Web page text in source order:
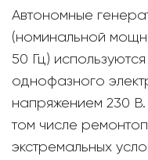
Автономные
(номинальной
50 Гц)
однофазного
напряжением 230 В.
том числе
экстремальных